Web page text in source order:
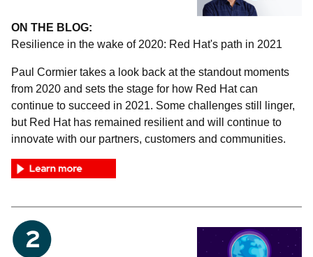
ON THE BLOG:
Resilience in the wake of 2020: Red Hat's path in 2021
Paul Cormier takes a look back at the standout moments
from 2020 and sets the stage for how Red Hat can
continue to succeed in 2021. Some challenges still linger,
but Red Hat has remained resilient and will continue to
innovate with our partners, customers and communities.